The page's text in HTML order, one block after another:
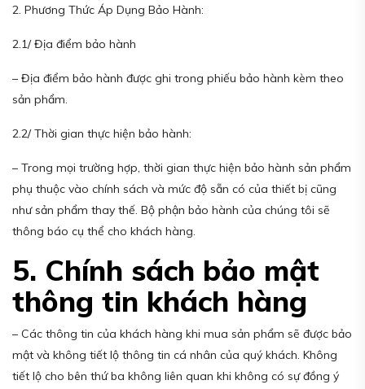
2. Phương Thức Áp Dụng Bảo Hành:
2.1/ Địa điểm bảo hành
– Địa điểm bảo hành được ghi trong phiếu bảo hành kèm theo
sản phẩm.
2.2/ Thời gian thực hiện bảo hành:
– Trong mọi trường hợp, thời gian thực hiện bảo hành sản phẩm
phụ thuộc vào chính sách và mức độ sẵn có của thiết bị cũng
như sản phẩm thay thế. Bộ phận bảo hành của chúng tôi sẽ
thông báo cụ thể cho khách hàng.
5. Chính sách bảo mật
thông tin khách hàng
– Các thông tin của khách hàng khi mua sản phẩm sẽ được bảo
mật và không tiết lộ thông tin cá nhân của quý khách. Không
tiết lộ cho bên thứ ba không liên quan khi không có sự đồng ý